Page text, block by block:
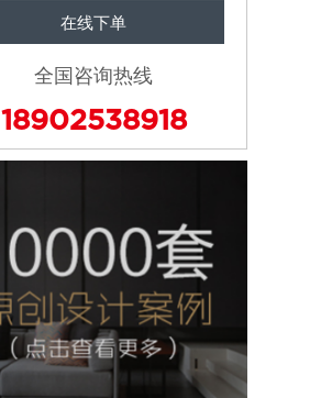
在线下单
全国咨询热线
18902538918